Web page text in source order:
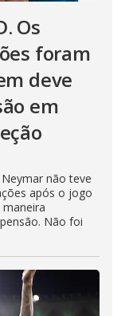
Os
foram
deve
em
não teve
após o jogo
Não foi